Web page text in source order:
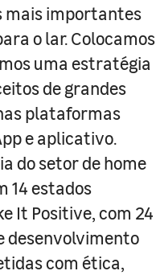
mais importantes
o lar. Colocamos
uma estratégia
de grandes
plataformas
e aplicativo.
do setor de home
14 estados
It Positive, com 24
desenvolvimento
com ética,